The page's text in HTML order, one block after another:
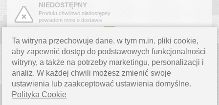
NIEDOSTĘPNY
Produkt chwilowo niedostępny
powiadom mnie o dostawie.
›
OPIS PRODUKTU
Force to wytrzymały i niezwykle lekki bukłak o pojemności 3
litrów. Do jego wyprodukowania zastosowano wysokiej jakości
trwały materiał TPU (termoplastyczny poliuretan) wolny od BPA i
Ta witryna przechowuje dane, w tym m.in. pliki cookie,
aby zapewnić dostęp do podstawowych funkcjonalności
witryny, a także na potrzeby marketingu, personalizacji i
analiz. W każdej chwili możesz zmienić swoje
ustawienia lub zaakceptować ustawienia domyślne.
Polityka Cookie